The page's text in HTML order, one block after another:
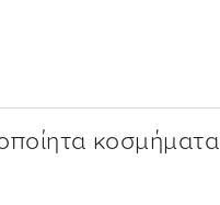
κοσμήματα